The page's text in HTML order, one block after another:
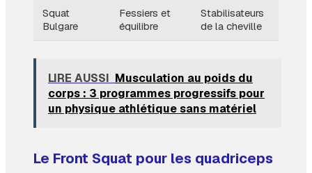
Squat
Bulgare
Fessiers et
équilibre
Stabilisateurs
de la cheville
LIRE AUSSI Musculation au poids du
corps : 3 programmes progressifs pour
un physique athlétique sans matériel
Le Front Squat pour les quadriceps